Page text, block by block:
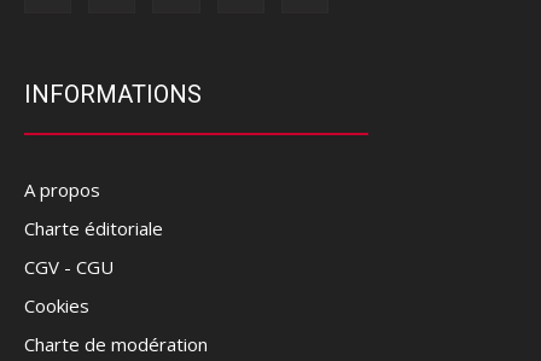
INFORMATIONS
A propos
Charte éditoriale
CGV - CGU
Cookies
Charte de modération